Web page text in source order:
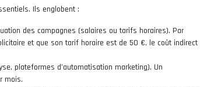
Ils englobent :
des campagnes (salaires ou tarifs horaires). Par
et que son tarif horaire est de 50 €, le coût indirect
plateformes d’automatisation marketing). Un
mois.